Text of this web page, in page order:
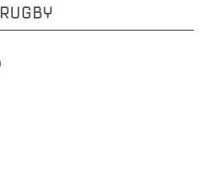
RUGBY